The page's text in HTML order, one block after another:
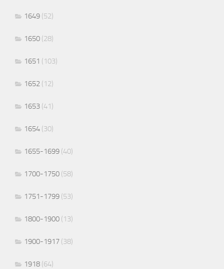
1649 (52)
1650 (28)
1651 (103)
1652 (12)
1653 (41)
1654 (30)
1655-1699 (40)
1700-1750 (58)
1751-1799 (53)
1800-1900 (13)
1900-1917 (38)
1918 (64)